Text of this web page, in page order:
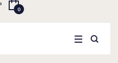
0